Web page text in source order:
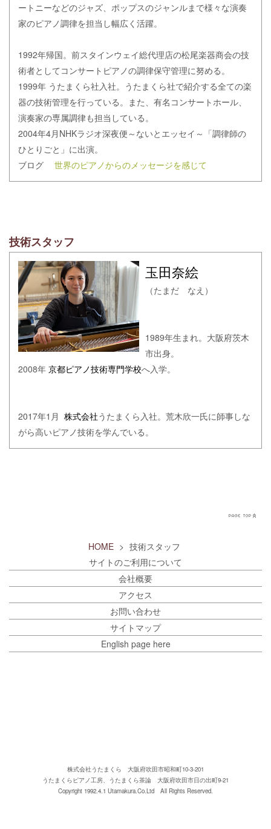
ートニーなどのジャズ、ポップスのジャンルまで様々な演奏
家のピアノ調律を担当し幅広く活躍。
1992年帰国。前スタインウェイ総代理店の松尾楽器商会の技
術者としてコンサートピアノの調律保守管理に努める。
1999年 うたまくら社入社。うたまくら社で紹介する全ての楽
器の技術管理を行っている。また、有名コンサートホール、
演奏家の専属調律も担当している。
2004年4月NHKラジオ深夜便～ないとエッセイ～「調律師の
ひとりごと」に出演。
ブログ 世界のピアノからのメッセージを感じて
技術スタッフ
玉田奈絵
（たまだ なえ）
1989年生まれ。大阪府茨木
市出身。
2008年 京都ピアノ技術専門学校へ入学。
2017年1月 株式会社うたまくら入社。荒木欣一氏に師事しな
がら高いピアノ技術を学んでいる。
HOME > 技術スタッフ
サイトのご利用について
会社概要
アクセス
お問い合わせ
サイトマップ
English page here
株式会社うたまくら 大阪府吹田市昭和町10-3-201
うたまくらピアノ工房、うたまくら茶論 大阪府吹田市日の出町9-21
Copyright 1992.4.1 Utamakura.Co.Ltd All Rights Reserved.